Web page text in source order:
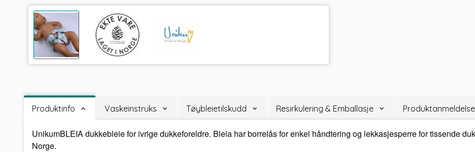
Produktinfo Vaskeinstruks Tøybleietilskudd Resirkulering & Emballasje
UnikumBLEIA dukkebleie for ivrige dukkeforeldre. Bleia har borrelås for enkel håndtering og lekkasjesperre for tissende
Norge.